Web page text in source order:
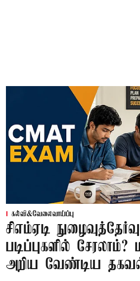
கல்வி&வேலைவாய்ப்பு
சிஎம்ஏடி
படிப்புகளில்
அறிய வேண்டிய